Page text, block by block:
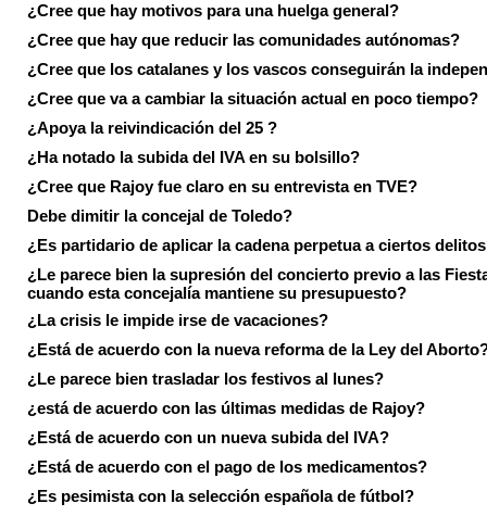
¿Cree que hay motivos para una huelga general?
¿Cree que hay que reducir las comunidades autónomas?
¿Cree que los catalanes y los vascos conseguirán la
¿Cree que va a cambiar la situación actual en poco tiempo?
¿Apoya la reivindicación del 25 ?
¿Ha notado la subida del IVA en su bolsillo?
¿Cree que Rajoy fue claro en su entrevista en TVE?
Debe dimitir la concejal de Toledo?
¿Es partidario de aplicar la cadena perpetua a ciertos
¿Le parece bien la supresión del concierto previo a las
cuando esta concejalía mantiene su presupuesto?
¿La crisis le impide irse de vacaciones?
¿Está de acuerdo con la nueva reforma de la Ley del
¿Le parece bien trasladar los festivos al lunes?
¿está de acuerdo con las últimas medidas de Rajoy?
¿Está de acuerdo con un nueva subida del IVA?
¿Está de acuerdo con el pago de los medicamentos?
¿Es pesimista con la selección española de fútbol?